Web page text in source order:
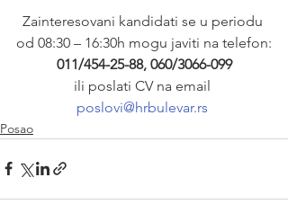
Zainteresovani kandidati se u periodu
od 08:30 – 16:30h mogu javiti na telefon:
011/454-25-88, 060/3066-099
ili poslati CV na email
poslovi@hrbulevar.rs
Posao